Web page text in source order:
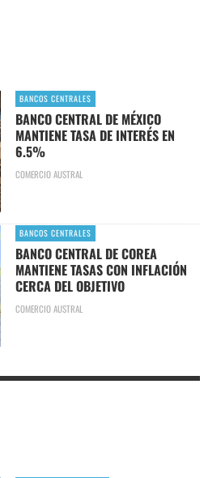
BANCOS CENTRALES
BANCO CENTRAL DE MÉXICO
MANTIENE TASA DE INTERÉS EN
6.5%
COMERCIO AUSTRAL
BANCOS CENTRALES
BANCO CENTRAL DE COREA
MANTIENE TASAS CON INFLACIÓN
CERCA DEL OBJETIVO
COMERCIO AUSTRAL